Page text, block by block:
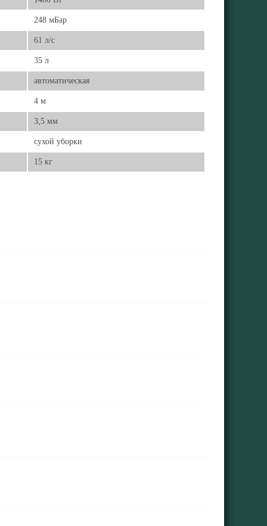
248 мБар
61 л/с
35 л
автоматическая
4 м
3,5 мм
сухой уборки
15 кг